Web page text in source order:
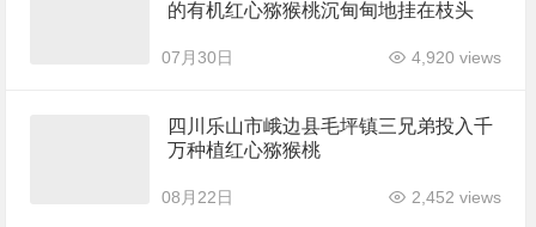
的有机红心猕猴桃沉甸甸地挂在枝头
07月30日 4,920 views
四川乐山市峨边县毛坪镇三兄弟投入千
万种植红心猕猴桃
08月22日 2,452 views